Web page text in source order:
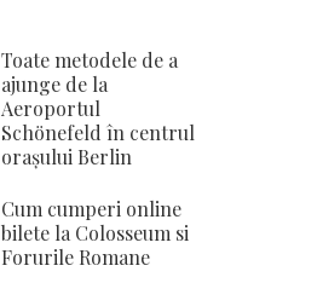
Toate metodele de a
ajunge de la
Aeroportul
Schönefeld în centrul
orașului Berlin
Cum cumperi online
bilete la Colosseum si
Forurile Romane